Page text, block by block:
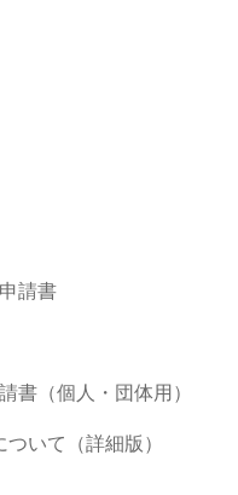
請書
（個人・団体用）
いて（詳細版）